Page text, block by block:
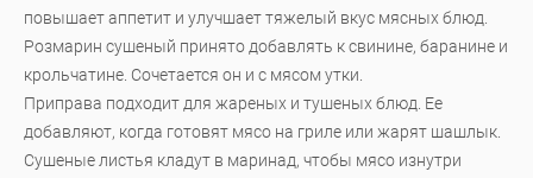
повышает аппетит и улучшает тяжелый вкус мясных блюд.
Розмарин сушеный принято добавлять к свинине, баранине и
крольчатине. Сочетается он и с мясом утки.
Приправа подходит для жареных и тушеных блюд. Ее
добавляют, когда готовят мясо на гриле или жарят шашлык.
Сушеные листья кладут в маринад, чтобы мясо изнутри